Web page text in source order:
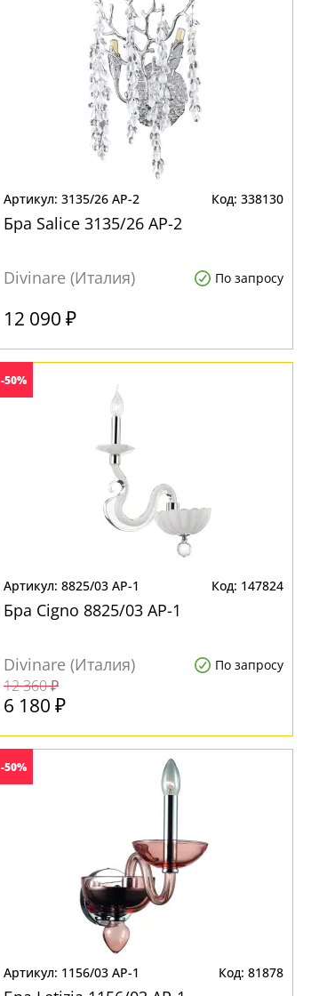
3135/26 AP-2 338130
Бра Salice 3135/26 AP-2
Divinare (Италия) По запросу
12 090 ₽
-50%
8825/03 AP-1 147824
Бра Cigno 8825/03 AP-1
Divinare (Италия) По запросу
12 360 ₽
6 180 ₽
-50%
1156/03 AP-1 81878